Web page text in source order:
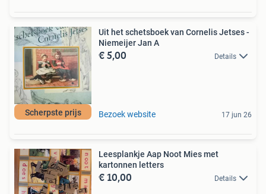
Scherpste prijs
Uit het schetsboek van Cornelis Jetses -
Niemeijer Jan A
€ 5,00 Details
Bezoek website 17 jun 26
Leesplankje Aap Noot Mies met
kartonnen letters
€ 10,00 Details